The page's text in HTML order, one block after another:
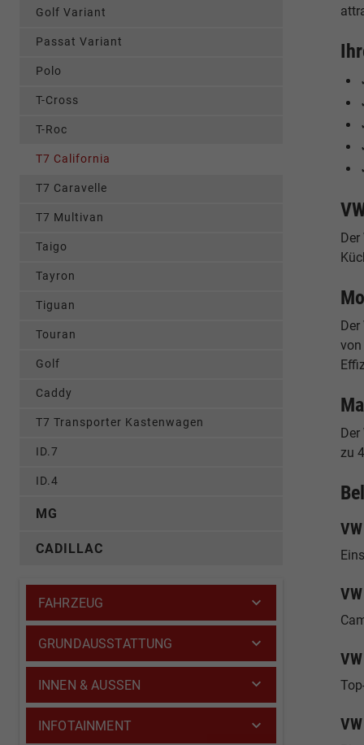
zu
Golf Variant
Passat Variant
Polo
T-Cross
T-Roc
T7 California
T7 Caravelle
T7 Multivan
Taigo
Tayron
Tiguan
Touran
Golf
Caddy
T7 Transporter Kastenwagen
ID.7
ID.4
MG
CADILLAC
FAHRZEUG
GRUNDAUSSTATTUNG
INNEN & AUSSEN
INFOTAINMENT